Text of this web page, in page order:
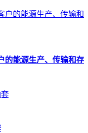
的能源生产、传输和存